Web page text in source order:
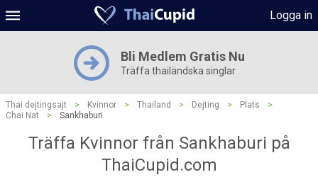
Logga in
Bli Medlem Gratis Nu
Träffa thailändska singlar
Thai dejtingsajt > Kvinnor > Thailand > Dejting > Plats
>
Chai Nat
> Sankhaburi
Träffa Kvinnor från Sankhaburi på
ThaiCupid.com